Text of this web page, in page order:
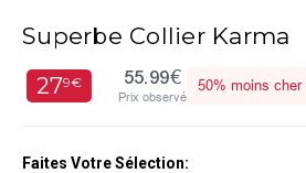
Superbe Collier Karma
279€ 55.99€
Prix observé
50% moins cher
Faites Votre Sélection: